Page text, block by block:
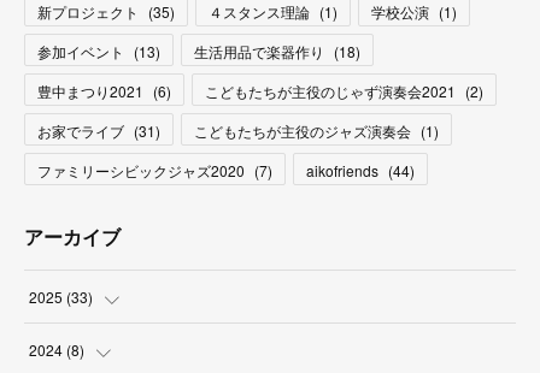
新プロジェクト (35) ４スタンス理論 (1) 学校公演 (1)
参加イベント
(13) 生活用品で楽器作り (18)
豊中まつり2021
(6) こどもたちが主役のじゃず演奏会2021 (2)
お家でライブ (31) こどもたちが主役のジャズ演奏会 (1)
ファミリーシビックジャズ2020 (7) aikofriends (44)
アーカイブ
2025 (33)
( )
2024 (8)